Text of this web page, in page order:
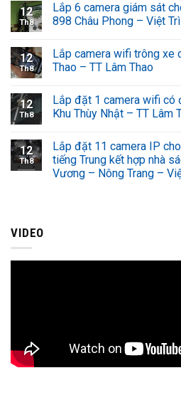
12
Th8
Lắp 6 camera giám sát
898 Châu Phong – Việt Trì
12
Th8
Lắp camera wifi trông xe
Thao – TT Lâm Thao
12
Th8
Lắp đặt 1 camera wifi có
Khu Thùy Nhật – TT Lâm
12
Th8
Lắp đặt 11 camera IP
tiếng Trung kết hợp nhà
Vương – Nông Trang –
VIDEO